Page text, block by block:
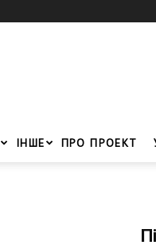
ІНШЕ ПРО ПРОЕКТ